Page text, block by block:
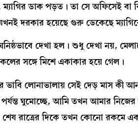
ডাক পড়ত। তা সে অফিসেই বা
দরকার হয়েছে গুরু ডেকেছে
দেখা হল। শুধু দেখা নয়,
সঙ্গে মিশে একাকার হয়ে গেল।
লোনাভালায় সেই দেড় মাস কী
ঘুমোচ্ছে, আমি তখন আমার নিজের
রাত্রের দিকে তখন কোনো রকমে